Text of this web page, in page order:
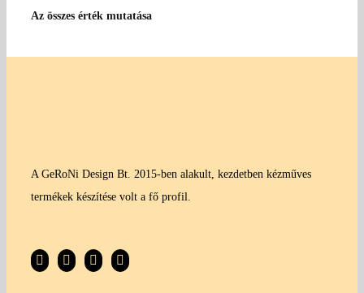
Az összes érték mutatása
A GeRoNi Design Bt. 2015-ben alakult, kezdetben kézműves
termékek készítése volt a fő profil.